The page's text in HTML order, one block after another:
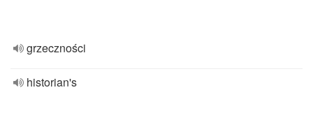
grzeczności
historian's